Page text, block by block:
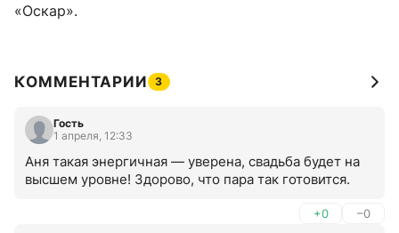
«Оскар».
КОММЕНТАРИИ 3
Гость
1 апреля, 12:33
Аня такая энергичная — уверена, свадьба будет на
высшем уровне! Здорово, что пара так готовится.
+0 –0